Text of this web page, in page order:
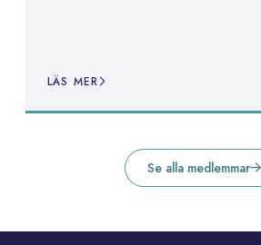
LÄS MER
Se alla medlemmar